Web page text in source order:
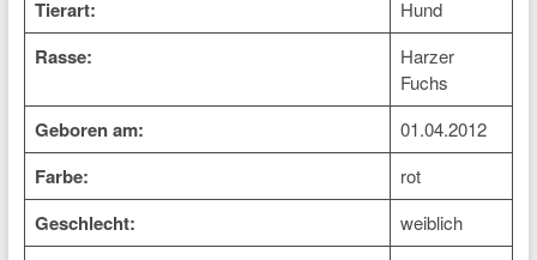
Tierart: Hund
Rasse:
Harzer
Fuchs
Geboren am: 01.04.2012
Farbe: rot
Geschlecht: weiblich